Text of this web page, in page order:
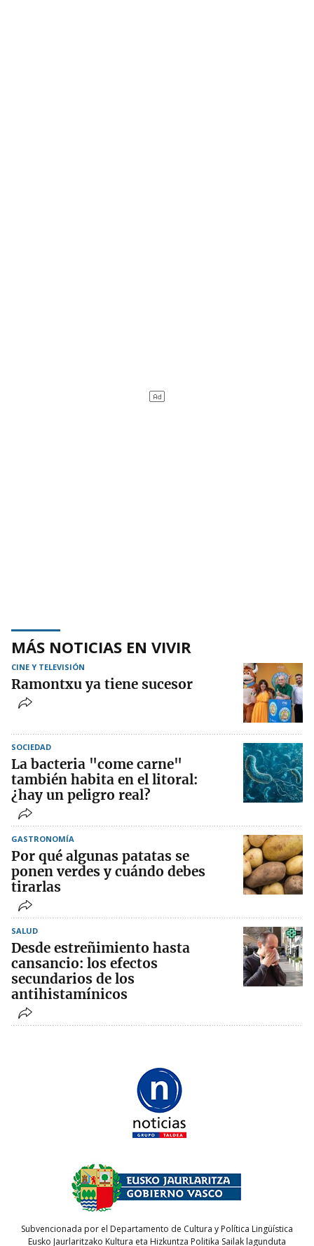
MÁS NOTICIAS EN VIVIR
CINE Y TELEVISIÓN
Ramontxu ya tiene sucesor
SOCIEDAD
La bacteria "come carne"
también habita en el litoral:
¿hay un peligro real?
GASTRONOMÍA
Por qué algunas patatas se
ponen verdes y cuándo debes
tirarlas
SALUD
Desde estreñimiento hasta
cansancio: los efectos
secundarios de los
antihistamínicos
Subvencionada por el Departamento de Cultura y Política Lingüística
Eusko Jaurlaritzako Kultura eta Hizkuntza Politika Sailak lagunduta